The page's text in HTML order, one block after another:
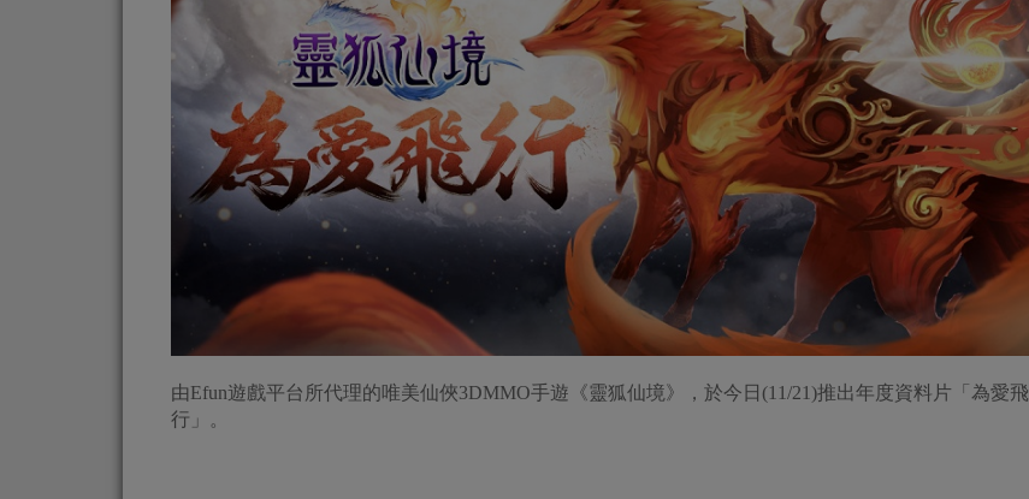
由Efun遊戲平台所代理的唯美仙俠3DMMO手遊《靈狐仙境》，於今日(11/21)推出年度資料片「為愛飛
行」。